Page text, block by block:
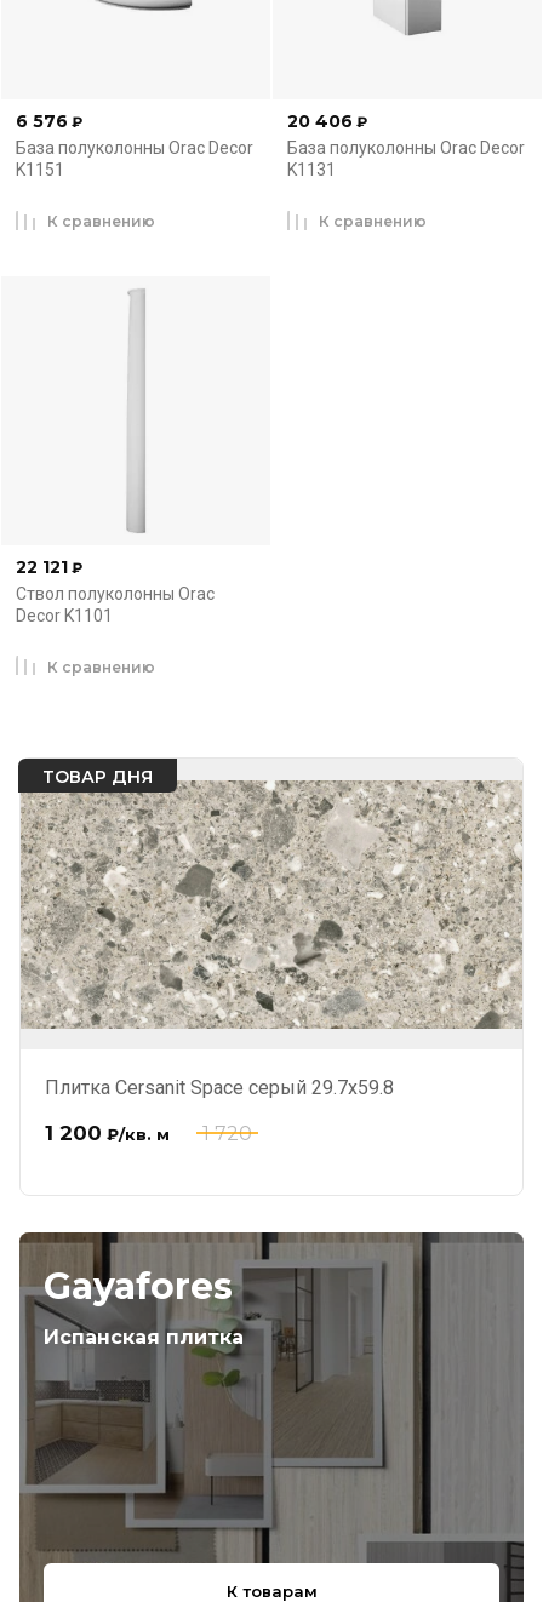
ТОВАР ДНЯ
Плитка Cersanit Space серый 29.7x59.8
1 720
1 200 ₽/кв. м
Gayafores
Испанская плитка
К товарам
6 576 ₽
База полуколонны Orac Decor
K1151
К сравнению
20 406 ₽
База полуколонны Orac Decor
K1131
К сравнению
22 121 ₽
Ствол полуколонны Orac
Decor K1101
К сравнению